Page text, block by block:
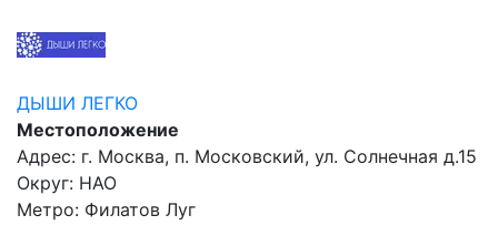
ДЫШИ ЛЕГКО
Местоположение
Адрес: г. Москва, п. Московский, ул. Солнечная д.15
Округ: НАО
Метро: Филатов Луг